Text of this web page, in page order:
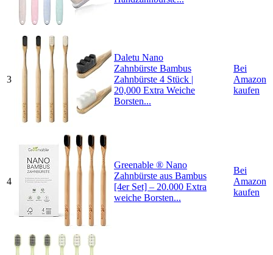
3
Daletu Nano
Zahnbürste Bambus
Zahnbürste 4 Stück |
20,000 Extra Weiche
Borsten...
Bei
Amazon
kaufen
4
Greenable ® Nano
Zahnbürste aus Bambus
[4er Set] – 20.000 Extra
weiche Borsten...
Bei
Amazon
kaufen